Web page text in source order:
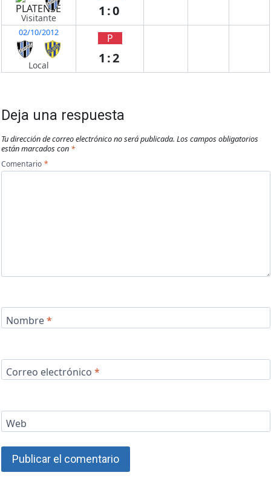
Visitante 1:0
02/10/2012
Local
P
1:2
Deja una respuesta
Tu dirección de correo electrónico no será publicada. Los campos obligatorios
están marcados con *
Comentario *
Nombre*
Correo electrónico *
Web